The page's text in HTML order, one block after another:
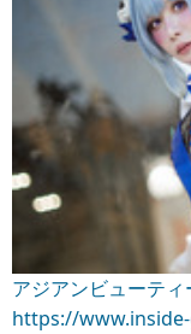
アジアンビューティ
https://